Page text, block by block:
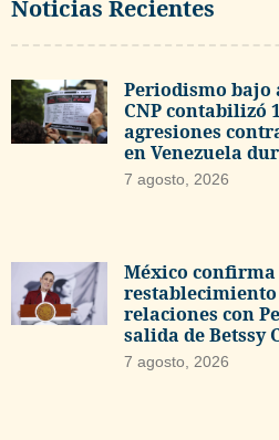
Noticias Recientes
Periodismo bajo
CNP contabilizó
agresiones
en Venezuela
7 agosto, 2026
México confirma
restablecimiento
relaciones con
salida de Betssy
7 agosto, 2026